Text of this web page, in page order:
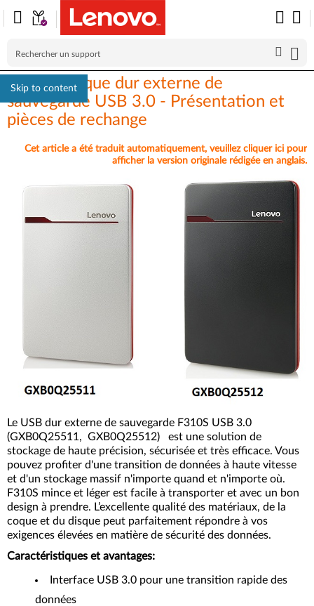
Skip to content
F310S Disque dur externe de
sauvegarde USB 3.0 - Présentation et
pièces de rechange
Cet article a été traduit automatiquement, veuillez cliquer ici pour
afficher la version originale rédigée en anglais.
Le USB dur externe de sauvegarde F310S USB 3.0
(GXB0Q25511, GXB0Q25512) est une solution de
stockage de haute précision, sécurisée et très efficace. Vous
pouvez profiter d'une transition de données à haute vitesse
et d'un stockage massif n'importe quand et n'importe où.
F310S mince et léger est facile à transporter et avec un bon
design à prendre. L’excellente qualité des matériaux, de la
coque et du disque peut parfaitement répondre à vos
exigences élevées en matière de sécurité des données.
Caractéristiques et avantages:
Interface USB 3.0 pour une transition rapide des
données